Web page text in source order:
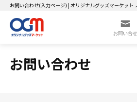
お問い合わせ(入力ページ) | オリジナルグッズマーケッ
お問い合せ
お問い合わせ